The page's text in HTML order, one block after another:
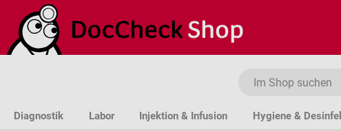
Hauptinhalt springen
Zur Suche springen
Zur Hauptnavigation springen
Diagnostik Labor Injektion & Infusion Hygiene &